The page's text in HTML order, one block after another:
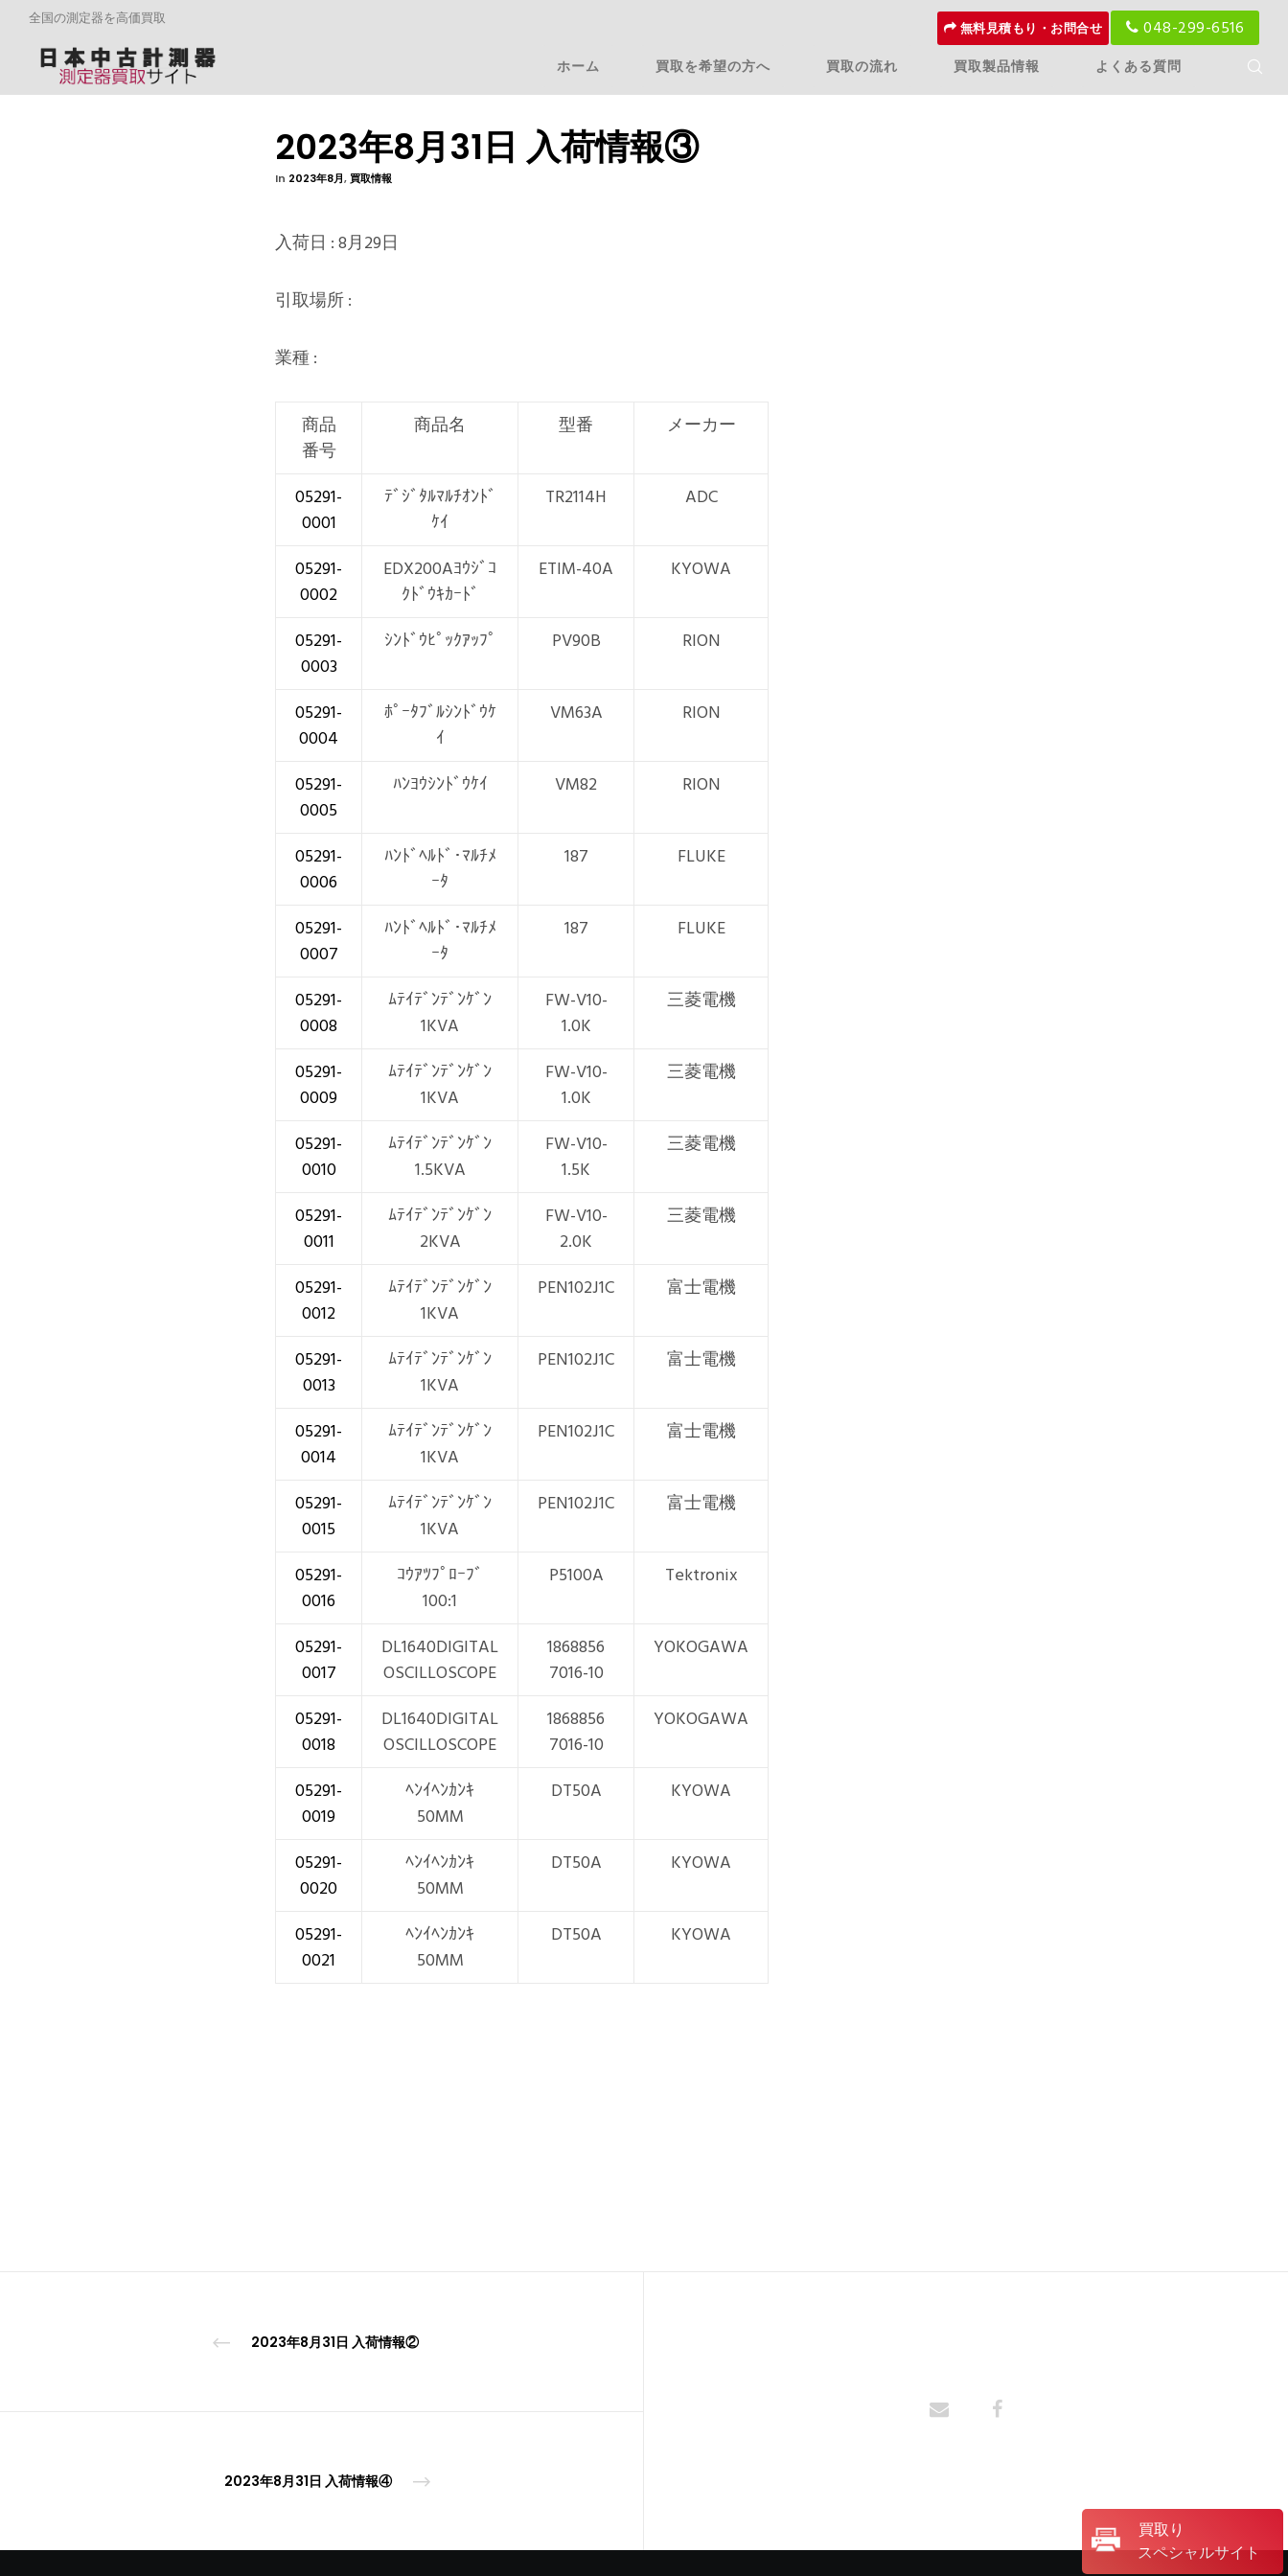
全国の測定器を高価買取 無料見積もり・お問合せ 048-299-6516
ホーム 買取を希望の方へ 買取の流れ 買取製品情報 よくある質問
2023年8月31日 入荷情報③
In 2023年8月, 買取情報
入荷日 : 8月29日
引取場所 :
業種 :
商品
番号
商品名 型番 メーカー
05291-
0001
ﾃﾞｼﾞﾀﾙﾏﾙﾁｵﾝﾄﾞ
ｹｲ
TR2114H ADC
05291-
0002
EDX200Aﾖｳｼﾞｺ
ｸﾄﾞｳｷｶｰﾄﾞ
ETIM-40A KYOWA
05291-
0003
ｼﾝﾄﾞｳﾋﾟｯｸｱｯﾌﾟ PV90B RION
05291-
0004
ﾎﾟｰﾀﾌﾞﾙｼﾝﾄﾞｳｹ
ｲ
VM63A RION
05291-
0005
ﾊﾝﾖｳｼﾝﾄﾞｳｹｲ VM82 RION
05291-
0006
ﾊﾝﾄﾞﾍﾙﾄﾞ･ﾏﾙﾁﾒ
ｰﾀ
187 FLUKE
05291-
0007
ﾊﾝﾄﾞﾍﾙﾄﾞ･ﾏﾙﾁﾒ
ｰﾀ
187 FLUKE
05291-
0008
ﾑﾃｲﾃﾞﾝﾃﾞﾝｹﾞﾝ
1KVA
FW-V10-
1.0K
三菱電機
05291-
0009
ﾑﾃｲﾃﾞﾝﾃﾞﾝｹﾞﾝ
1KVA
FW-V10-
1.0K
三菱電機
05291-
0010
ﾑﾃｲﾃﾞﾝﾃﾞﾝｹﾞﾝ
1.5KVA
FW-V10-
1.5K
三菱電機
05291-
0011
ﾑﾃｲﾃﾞﾝﾃﾞﾝｹﾞﾝ
2KVA
FW-V10-
2.0K
三菱電機
05291-
0012
ﾑﾃｲﾃﾞﾝﾃﾞﾝｹﾞﾝ
1KVA
PEN102J1C 富士電機
05291-
0013
ﾑﾃｲﾃﾞﾝﾃﾞﾝｹﾞﾝ
1KVA
PEN102J1C 富士電機
05291-
0014
ﾑﾃｲﾃﾞﾝﾃﾞﾝｹﾞﾝ
1KVA
PEN102J1C 富士電機
05291-
0015
ﾑﾃｲﾃﾞﾝﾃﾞﾝｹﾞﾝ
1KVA
PEN102J1C 富士電機
05291-
0016
ｺｳｱﾂﾌﾟﾛｰﾌﾞ
100:1
P5100A Tektronix
05291-
0017
DL1640DIGITAL
OSCILLOSCOPE
1868856
7016-10
YOKOGAWA
05291-
0018
DL1640DIGITAL
OSCILLOSCOPE
1868856
7016-10
YOKOGAWA
05291-
0019
ﾍﾝｲﾍﾝｶﾝｷ
50MM
DT50A KYOWA
05291-
0020
ﾍﾝｲﾍﾝｶﾝｷ
50MM
DT50A KYOWA
05291-
0021
ﾍﾝｲﾍﾝｶﾝｷ
50MM
DT50A KYOWA
買取り
スペシャルサイト
2023年8月31日 入荷情報②
2023年8月31日 入荷情報④